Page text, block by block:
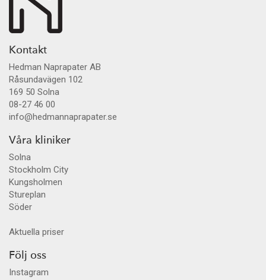
Kontakt
Hedman Naprapater AB
Råsundavägen 102
169 50 Solna
08-27 46 00
info@hedmannaprapater.se
Våra kliniker
Solna
Stockholm City
Kungsholmen
Stureplan
Söder
Aktuella priser
Följ oss
Instagram